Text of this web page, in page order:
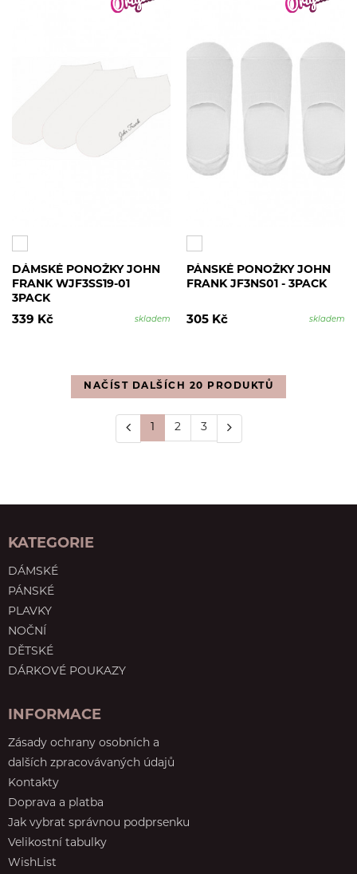
DÁMSKÉ PONOŽKY JOHN
FRANK WJF3SS19-01
3PACK
339 Kč
skladem
PÁNSKÉ PONOŽKY JOHN
FRANK JF3NS01 - 3PACK
305 Kč skladem
NAČÍST DALŠÍCH 20 PRODUKTŮ
2 3
KATEGORIE
DÁMSKÉ
PÁNSKÉ
PLAVKY
NOČNÍ
DĚTSKÉ
DÁRKOVÉ POUKAZY
INFORMACE
Zásady ochrany osobních a
dalších zpracovávaných údajů
Kontakty
Doprava a platba
Jak vybrat správnou podprsenku
Velikostní tabulky
WishList